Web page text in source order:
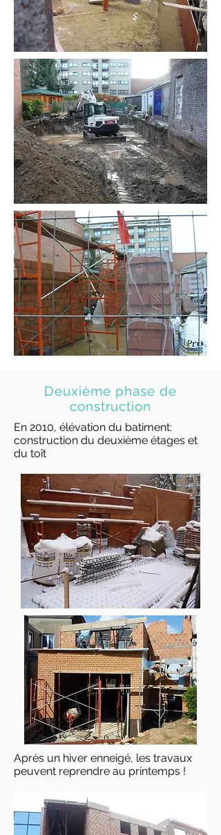
Deuxième phase de
construction
En 2010, élévation du batiment:
construction du deuxième étages et
du toît
Après un hiver enneigé, les travaux
peuvent reprendre au printemps !